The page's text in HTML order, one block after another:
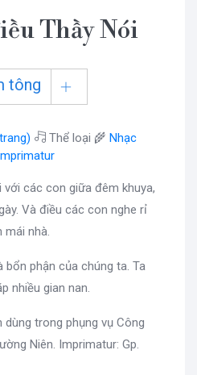
Thầy Nói
tông
Thể loại 🌾 Nhạc
các con giữa đêm khuya,
Và điều các con nghe rỉ
mái nhà.
bổn phận của chúng ta. Ta
nhiều gian nan.
trong phụng vụ Công
Niên. Imprimatur: Gp.